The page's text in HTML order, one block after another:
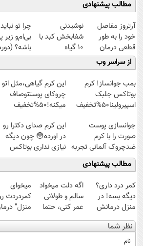
مطالب پیشنهادی
آرتروز مفاصل
خود را به طور
قطعی درمان
کنید!
◗پرسش‌نامه◖
نوشیدنی
شفابخش کبد با
10 گیاه
موثر(تخفیف تا
امشب)
چرا تو
بی‌ام‌و زیر
باشه؟
رایگان
میلیاردی)
از سراسر وب
بمب جوانساز! کرم
بوتاکس جلبک
اسپیرولینا50%تخفیف
این کرم گیاهی،مثل اتو
چروکای پوستتوصاف
میکنه!50%تخفیف
جوانسازی پوست
صورت را با کرم
ضدچروک آلمانی تجربه
کنید!
این کرم صدای دکترا رو
در اورده😳 چون دیگه
نیازی نداری بوتاکس
کنی!!!
مطالب پیشنهادی
کمر درد داری؟
دیگه بسه! در
منزل درمانش
کن
(◀پرسش‌نامه)
اگه دلت میخواد
سالم و طولانی
عمر کنی، حتما
این دمنوش رو
بخر!
میخوای
کمردردت
منزل"
کنی؟
نظر شما
نام